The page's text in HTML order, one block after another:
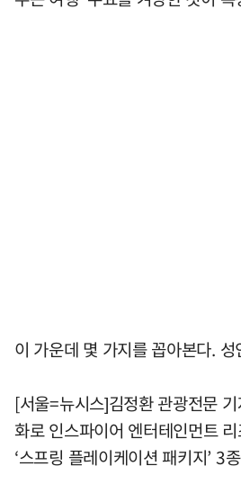
이 가운데 몇 가지를 꼽아본다.
[서울=뉴시스]김정환 관광전문
화로 인스파이어 엔터테인먼트
‘스프링 플레이케이션 패키지’ 3